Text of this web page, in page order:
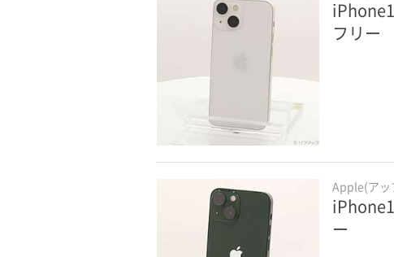
フリー
Apple(アッ
ー